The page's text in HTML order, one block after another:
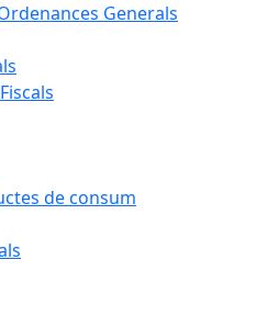
Generals
de consum